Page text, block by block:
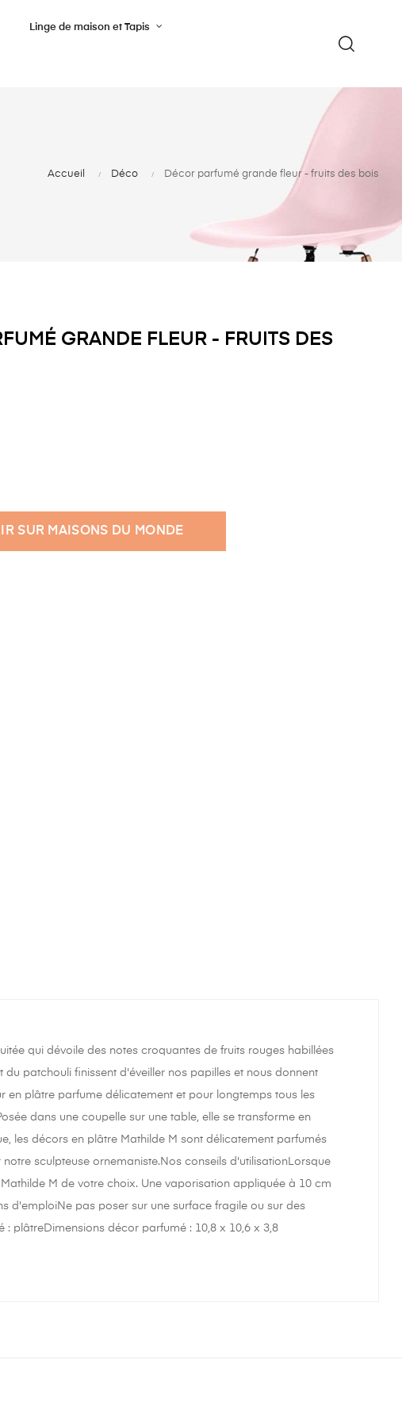
Linge de maison et Tapis
Accueil Déco Décor parfumé grande fleur - fruits des bois
GRANDE FLEUR - FRUITS DES
SUR MAISONS DU MONDE
qui dévoile des notes croquantes de fruits rouges habillées
patchouli finissent d'éveiller nos papilles et nous donnent
en plâtre parfume délicatement et pour longtemps tous les
dans une coupelle sur une table, elle se transforme en
les décors en plâtre Mathilde M sont délicatement parfumés
sculpteuse ornemaniste.Nos conseils d'utilisationLorsque
M de votre choix. Une vaporisation appliquée à 10 cm
d'emploiNe pas poser sur une surface fragile ou sur des
plâtreDimensions décor parfumé : 10,8 x 10,6 x 3,8